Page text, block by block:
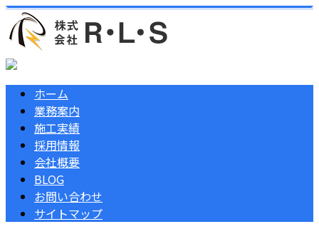
ホーム
業務案内
施工実績
採用情報
会社概要
BLOG
お問い合わせ
サイトマップ